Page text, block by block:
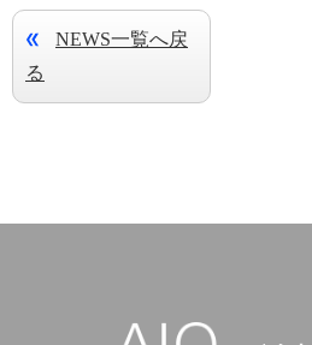
NEWS一覧へ戻
る